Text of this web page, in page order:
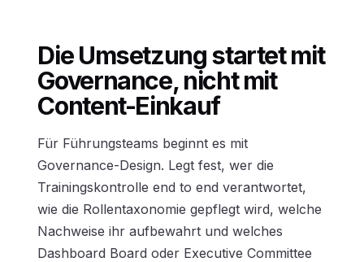
Die Umsetzung startet mit
Governance, nicht mit
Content-Einkauf
Für Führungsteams beginnt es mit
Governance-Design. Legt fest, wer die
Trainingskontrolle end to end verantwortet,
wie die Rollentaxonomie gepflegt wird, welche
Nachweise ihr aufbewahrt und welches
Dashboard Board oder Executive Committee